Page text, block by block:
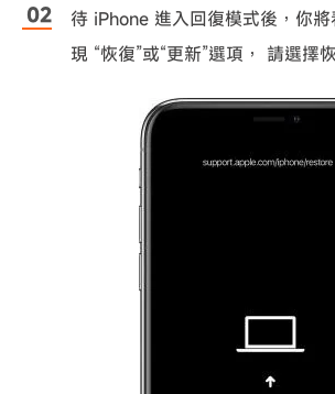
待 iPhone 進入回復模式後，你
現 “恢復”或“更新”選項， 請選擇